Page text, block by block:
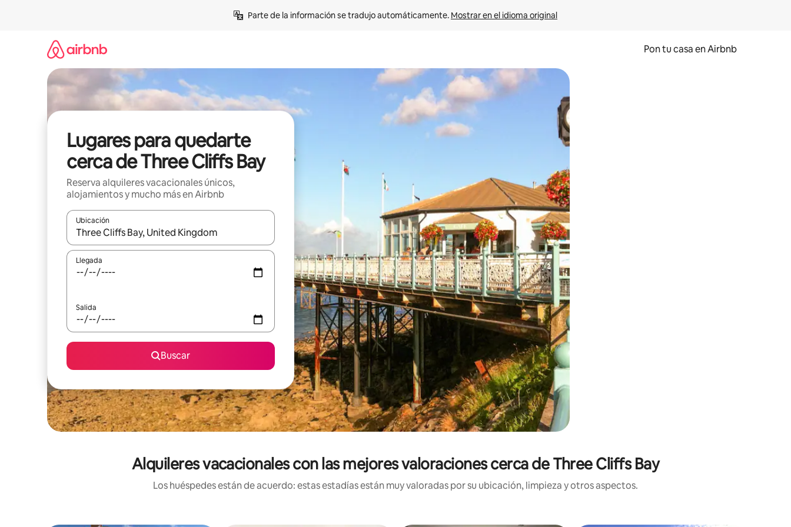
Parte de la información se tradujo automáticamente. Mostrar en el idioma original
Pon tu casa en Airbnb
Lugares para quedarte
cerca de Three Cliffs Bay
Reserva alquileres vacacionales únicos,
alojamientos y mucho más en Airbnb
Ubicación
Cuando los resultados estén disponibles, navega con las teclas de flecha hacia arriba y hacia abajo o explora con el tacto o desliza el dedo.
Llegada
Salida
Buscar
Alquileres vacacionales con las mejores valoraciones cerca de Three Cliffs Bay
Los huéspedes están de acuerdo: estas estadías están muy valoradas por su ubicación, limpieza y otros aspectos.